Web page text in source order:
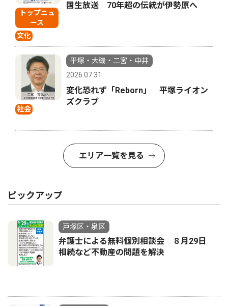
トップニュ
ース
文化
国生放送 70年超の伝統が伊勢原へ
社会
平塚・大磯・二宮・中井
2026.07.31
変化恐れず「Reborn」 平塚ライオン
ズクラブ
エリア一覧を見る
ピックアップ
戸塚区・泉区
弁護士による無料個別相談会 ８月29日
相続など不動産の問題を解決